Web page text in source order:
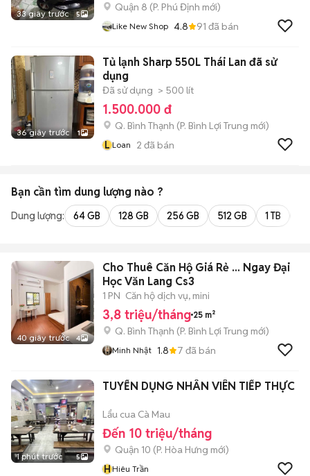
33 giây trước 5
Quận 8 (P. Phú Định mới)
Like New Shop 4.8 91 đã bán
36 giây trước 1
Tủ lạnh Sharp 550L Thái Lan đã sử
dụng
Đã sử dụng > 500 lít
1.500.000 đ
Q. Bình Thạnh (P. Bình Lợi Trung mới)
L Loan 2 đã bán
Bạn cần tìm dung lượng nào ?
Dung lượng: 64 GB 128 GB 256 GB 512 GB 1 TB
40 giây trước 4
Cho Thuê Căn Hộ Giá Rẻ ... Ngay Đại
Học Văn Lang Cs3
1 PN Căn hộ dịch vụ, mini
3,8 triệu/tháng 25 m²
Q. Bình Thạnh (P. Bình Lợi Trung mới)
Minh Nhật 1.8 7 đã bán
1 phút trước 5
TUYỂN DỤNG NHÂN VIÊN TIẾP THỰC
Lẩu cua Cà Mau
Đến 10 triệu/tháng
Quận 10 (P. Hòa Hưng mới)
HHiêu Trần